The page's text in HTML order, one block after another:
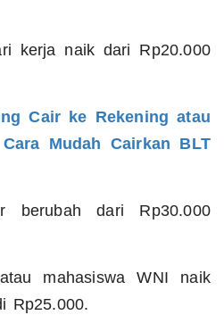
kerja naik dari Rp20.000
Cair ke Rekening atau
Mudah Cairkan BLT
berubah dari Rp30.000
mahasiswa WNI naik
Rp25.000.